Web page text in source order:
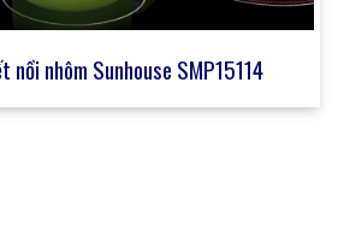
nhôm Sunhouse SMP15114